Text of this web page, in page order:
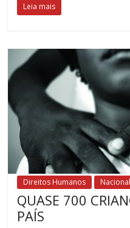
Leia mais
Direitos Humanos Nacional
QUASE 700
PAÍS